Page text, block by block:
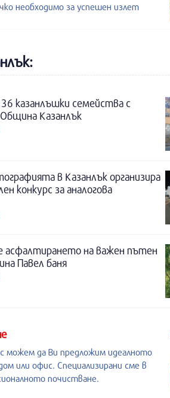
необходимо за успешен излет
казанлъшки семейства с
Казанлък
в Казанлък организира
конкурс за аналогова
асфалтирането на важен пътен
Павел баня
можем да Ви предложим идеалното
или офис. Специализирани сме в
почистване.